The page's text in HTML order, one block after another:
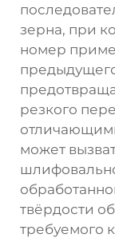
зерна, при
номер
резкого
может
твёрдости
требуемого